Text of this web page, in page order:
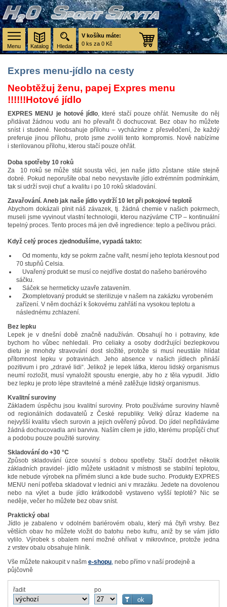
Menu
V košíku máte:
0 ks za 0 Kč
Hledat
Expres menu-jídlo na cesty
Neobtěžuj ženu, papej Expres menu
!!!!!!Hotové jídlo
EXPRES MENU je hotové jídlo, které stačí pouze ohřát. Nemusíte do něj
přidávat žádnou vodu ani ho převařit či dochucovat. Bez obav ho můžete
sníst i studené. Neobsahuje přílohu – vycházíme z přesvědčení, že každý
preferuje jinou přílohu, proto jsme zvolili tento kompromis. Nově nabízíme
i sterilovanou přílohu, kterou stačí pouze ohřát.
Doba spotřeby 10 roků
Za 10 roků se může stát sousta věci, jen naše jídlo zůstane stále stejně
dobré. Pokud neporušíte obal nebo nevystavíte jídlo extrémním podmínkám,
tak si udrží svoji chuť a kvalitu i po 10 roků skladování.
Zavařování. Aneb jak naše jídlo vydrží 10 let při pokojové teplotě
Abychom dokázali plnit náš závazek, tj. žádná chemie v našich pokrmech,
museli jsme vyvinout vlastní technologii, kterou nazýváme CTP – kontinuální
tepelný proces. Tento proces má jen dvě ingredience: teplo a pečlivou práci.
Když celý proces zjednodušíme, vypadá takto:
Od momentu, kdy se pokrm začne vařit, nesmí jeho teplota klesnout pod
70 stupňů Celsia.
Uvařený produkt se musí co nejdříve dostat do našeho bariérového
sáčku.
Sáček se hermeticky uzavře zatavením.
Zkompletovaný produkt se sterilizuje v našem na zakázku vyrobeném
zařízení. V něm dochází k šokovému zahřátí na vysokou teplotu a
následnému zchlazení.
Bez lepku
Lepek je v dnešní době značně nadužíván. Obsahují ho i potraviny, kde
bychom ho vůbec nehledali. Pro celiaky a osoby dodržující bezlepkovou
dietu je mnohdy stravování dost složité, protože si musí neustále hlídat
přítomnost lepku v potravinách. Jeho absence v našich jídlech přináší
pozitivum i pro „zdravé lidi“. Jelikož je lepek látka, kterou lidský organismus
neumí rozložit, musí vynaložit spoustu energie, aby ho z těla vypudil. Jídlo
bez lepku je proto lépe stravitelné a méně zatěžuje lidský organismus.
Kvalitní suroviny
Základem úspěchu jsou kvalitní suroviny. Proto používáme suroviny hlavně
od regionálních dodavatelů z České republiky. Velký důraz klademe na
nejvyšší kvalitu všech surovin a jejich ověřený původ. Do jídel nepřidáváme
žádná dochucovadla ani barviva. Naším cílem je jídlo, kterému propůjčí chuť
a podobu pouze použité suroviny.
Skladování do +30 °C
Způsob skladování úzce souvisí s dobou spotřeby. Stačí dodržet několik
základních pravidel- jídlo můžete uskladnit v místnosti se stabilní teplotou,
kde nebude výrobek na přímém slunci a kde bude sucho. Produkty EXPRES
MENU není potřeba skladovat v lednici ani v mrazáku. Jedete na dovolenou
nebo na výlet a bude jídlo krátkodobě vystaveno vyšší teplotě? Nic se
neděje, večer ho můžete bez obav sníst.
Praktický obal
Jídlo je zabaleno v odolném bariérovém obalu, který má čtyři vrstvy. Bez
větších obav ho můžete vložit do batohu nebo kufru, aniž by se vám jídlo
vylilo. Výrobek s obalem není možné ohřívat v mikrovlnce, protože jedna
z vrstev obalu obsahuje hliník.
Vše můžete nakoupit v našm e-shopu, nebo přímo v naší prodejně a
půjčovně
řadit po
Katalog